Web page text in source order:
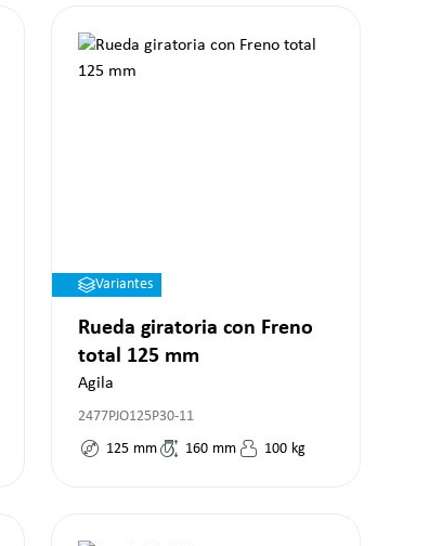
Variantes
Rueda giratoria con Freno
total 125 mm
Agila
2477PJO125P30-11
125 mm 160 mm 100 kg